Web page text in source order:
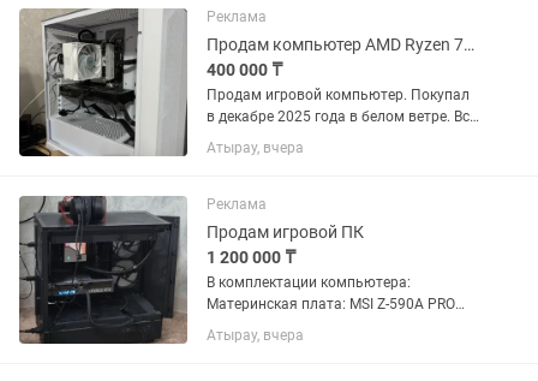
никаких вложений. Характеристики:
Процессор...
Реклама
Продам компьютер AMD Ryzen 7600x 3060ti
400 000 ₸
Продам игровой компьютер. Покупал
в декабре 2025 года в белом ветре. Все
чеки имеются, и коробки от каждого
компонента. В кс на высоких 200-250
Характеристики: - Видеокарта...
Атырау, вчера
Реклама
Продам игровой ПК
1 200 000 ₸
В комплектации компьютера:
Материнская плата: MSI Z-590A PRO
Процессор: Intel Core I7-11700K
Видеокарта: GYGABITE NVIDIA GeForce
Атырау, вчера